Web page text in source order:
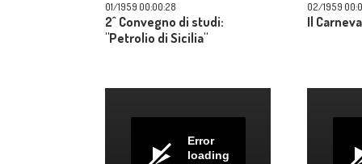
01/1959 00:00:28
2^ Convegno di studi:
"Petrolio di Sicilia"
02/1959
Il
Error
loading